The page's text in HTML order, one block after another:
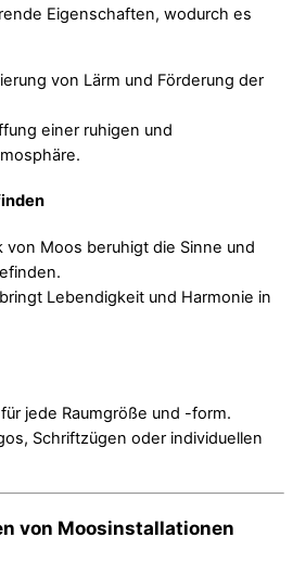
Eigenschaften, wodurch es
von Lärm und Förderung der
einer ruhigen und
von Moos beruhigt die Sinne und
Lebendigkeit und Harmonie in
jede Raumgröße und -form.
Schriftzügen oder individuellen
von Moosinstallationen